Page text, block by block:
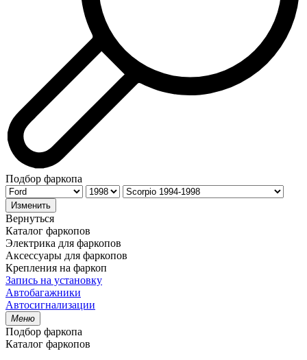
Подбор фаркопа
Изменить
Вернуться
Каталог фаркопов
Электрика для фаркопов
Аксессуары для фаркопов
Крепления на фаркоп
Запись на установку
Автобагажники
Автосигнализации
Меню
Подбор фаркопа
Каталог фаркопов